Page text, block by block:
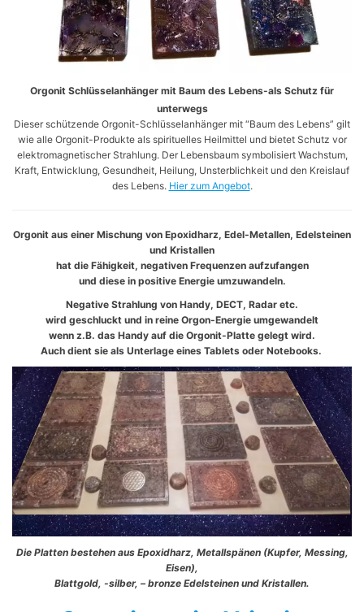
Orgonit Schlüsselanhänger mit Baum des Lebens-als Schutz für
unterwegs
Dieser schützende Orgonit-Schlüsselanhänger mit “Baum des Lebens” gilt
wie alle Orgonit-Produkte als spirituelles Heilmittel und bietet Schutz vor
elektromagnetischer Strahlung. Der Lebensbaum symbolisiert Wachstum,
Kraft, Entwicklung, Gesundheit, Heilung, Unsterblichkeit und den Kreislauf
des Lebens. Hier zum Angebot.
Orgonit aus einer Mischung von Epoxidharz, Edel-Metallen, Edelsteinen
und Kristallen
hat die Fähigkeit, negativen Frequenzen aufzufangen
und diese in positive Energie umzuwandeln.
Negative Strahlung von Handy, DECT, Radar etc.
wird geschluckt und in reine Orgon-Energie umgewandelt
wenn z.B. das Handy auf die Orgonit-Platte gelegt wird.
Auch dient sie als Unterlage eines Tablets oder Notebooks.
Die Platten bestehen aus Epoxidharz, Metallspänen (Kupfer, Messing,
Eisen),
Blattgold, -silber, – bronze Edelsteinen und Kristallen.